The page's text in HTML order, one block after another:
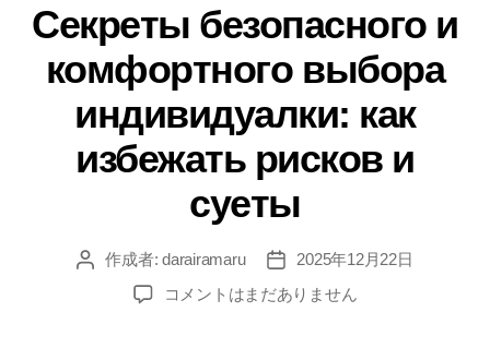
ゴ
リ
ー
Секреты безопасного и
комфортного выбора
индивидуалки: как
избежать рисков и
суеты
投
作成者:darairamaru
投
稿
日
2025年12月22日
Секреты
コメントはまだありません